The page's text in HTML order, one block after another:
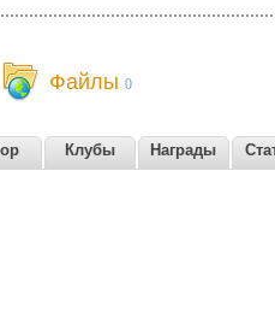
Файлы 0
Клубы Награды